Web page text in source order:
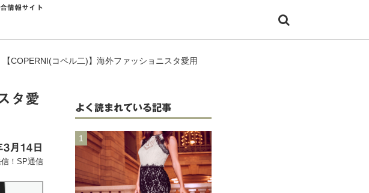
情報サイト
【COPERNI(コペル二)】海外ファッショニスタ愛用
タ愛
3月14日
！SP通信
よく読まれている記事